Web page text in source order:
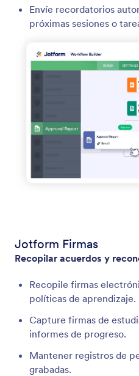
Envíe recordatorios
próximas sesiones o
Jotform Firmas
Recopilar acuerdos y
Recopile firmas
políticas de aprendizaje.
Capture firmas de
informes de progreso.
Mantener registros de
grabadas.